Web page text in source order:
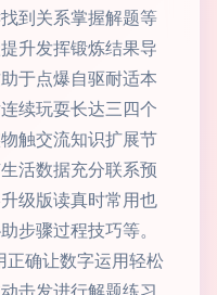
到关系掌握解题等
升发挥锻炼结果导
于点爆自驱耐适本
续玩耍长达三四个
触交流知识扩展节
活数据充分联系预
级版读真时常用也
步骤过程技巧等。
正确让数字运用轻松